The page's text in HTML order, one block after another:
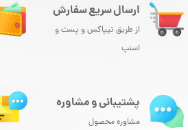
ارسال سریع سفارش
از طریق تیپاکس و پست و
اسنپ
پشتیبانی و مشاوره
مشاوره محصول